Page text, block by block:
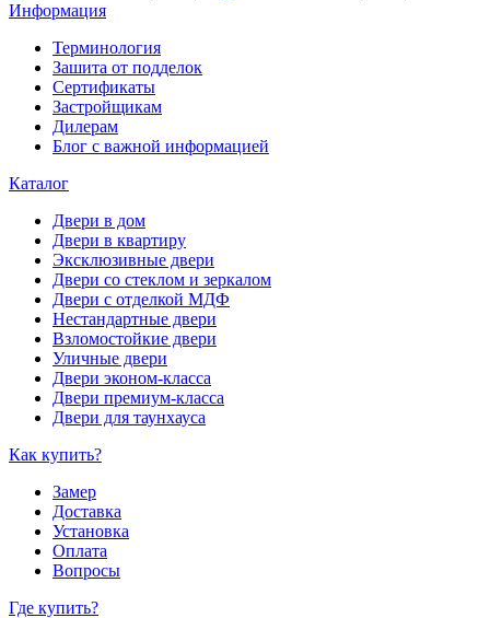
Информация
Терминология
Зашита от подделок
Сертификаты
Застройщикам
Дилерам
Блог с важной информацией
Каталог
Двери в дом
Двери в квартиру
Эксклюзивные двери
Двери со стеклом и зеркалом
Двери с отделкой МДФ
Нестандартные двери
Взломостойкие двери
Уличные двери
Двери эконом-класса
Двери премиум-класса
Двери для таунхауса
Как купить?
Замер
Доставка
Установка
Оплата
Вопросы
Где купить?